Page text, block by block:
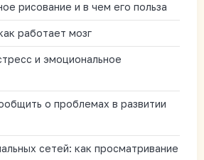
рисование и в чем его польза
работает мозг
и эмоциональное
о проблемах в развитии
сетей: как просматривание